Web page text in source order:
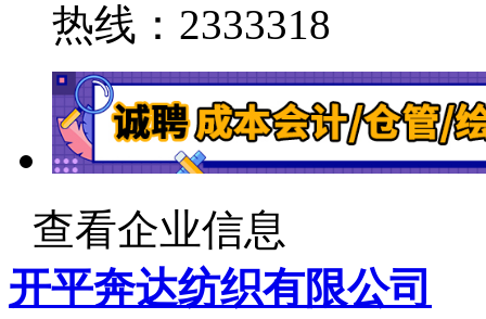
热线：2333318
查看企业信息
开平奔达纺织有限公司